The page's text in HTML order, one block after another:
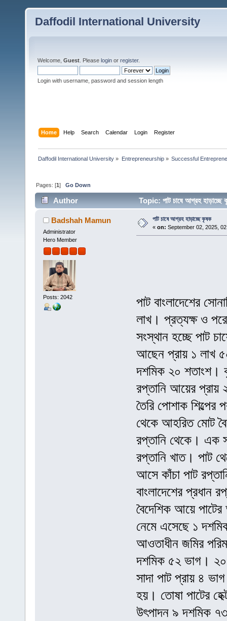
Daffodil International University
Welcome, Guest . Please login or register.
Login with username, password and session length
Home Help Search Calendar Login Register
Daffodil International University » Entrepreneurship» Successful
Pages: [1]Go Down
Author Topic: পাট চাষে আগ্রহ
Badshah Mamun
Administrator
Hero Member
Posts: 2042
পাট চাষে আগ্রহ হাড়াচ্ছে কৃষক
« on: September 02, 2025,
পাট বাংলাদেশের
লাখ। প্রত্যক্ষ ও
সংস্থান হচ্ছে পাট
আছেন প্রায় ১ লাখ
দশমিক ২০ শতাংশ।
রপ্তানি আয়ের প্রায়
তৈরি পোশাক শিল্পের
থেকে আহরিত মোট
রপ্তানি থেকে। এক
রপ্তানি খাত। পাট
আসে কাঁচা পাট
বাংলাদেশের প্রধান
বৈদেশিক আয়ে
নেমে এসেছে ১
আওতাধীন জমির
দশমিক ৫২ ভাগ।
সাদা পাট প্রায় ৪
হয়। তোষা পাটের
উৎপাদন ৯ দশমিক